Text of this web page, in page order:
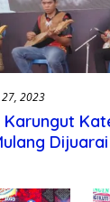
2023
Karungut